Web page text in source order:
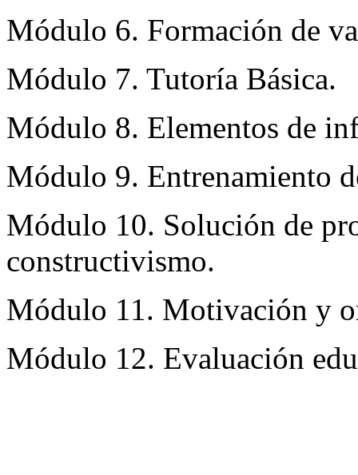
Módulo 6. Formación de
Módulo 7. Tutoría Básica.
Módulo 8. Elementos de
Módulo 9. Entrenamiento
Módulo 10. Solución de
constructivismo.
Módulo 11. Motivación y
Módulo 12. Evaluación